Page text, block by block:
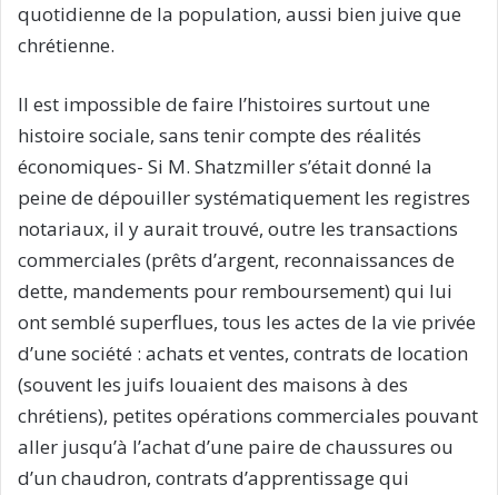
quotidienne de la population, aussi bien juive que
chrétienne.
Il est impossible de faire l’histoires surtout une
histoire sociale, sans tenir compte des réalités
économiques- Si M. Shatzmiller s’était donné la
peine de dépouiller systématiquement les registres
notariaux, il y aurait trouvé, outre les transactions
commerciales (prêts d’argent, reconnaissances de
dette, mandements pour remboursement) qui lui
ont semblé superflues, tous les actes de la vie privée
d’une société : achats et ventes, contrats de location
(souvent les juifs louaient des maisons à des
chrétiens), petites opérations commerciales pouvant
aller jusqu’à l’achat d’une paire de chaussures ou
d’un chaudron, contrats d’apprentissage qui